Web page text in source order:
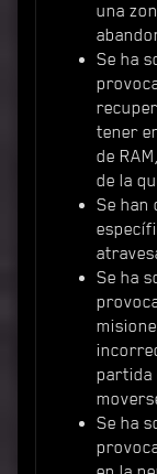
una
Se ha
tener
de
de la
Se han
Se ha
partida
Se ha